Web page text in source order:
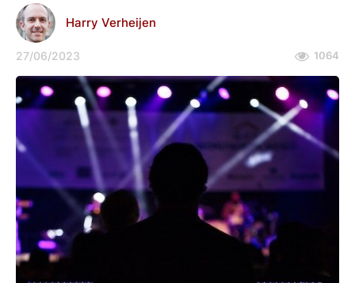
Harry Verheijen
27/06/2023 1064